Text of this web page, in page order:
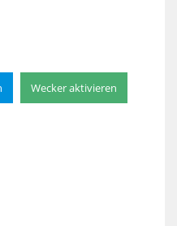
Wecker aktivieren